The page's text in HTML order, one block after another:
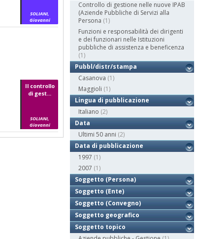
SOLIANI,
Giovanni
Il controllo
di gest...
SOLIANI,
Giovanni
Controllo di gestione nelle nuove IPAB
(Aziende Pubbliche di Servizi alla
Persona (1)
Funzioni e responsabilità dei dirigenti
e dei funzionari nelle Istituzioni
pubbliche di assistenza e beneficenza
(1)
Pubbl/distr/stampa
Casanova (1)
Maggioli (1)
Lingua di pubblicazione
Italiano (2)
Data
Ultimi 50 anni (2)
Data di pubblicazione
1997 (1)
2007 (1)
Soggetto (Persona)
Soggetto (Ente)
Soggetto (Convegno)
Soggetto geografico
Soggetto topico